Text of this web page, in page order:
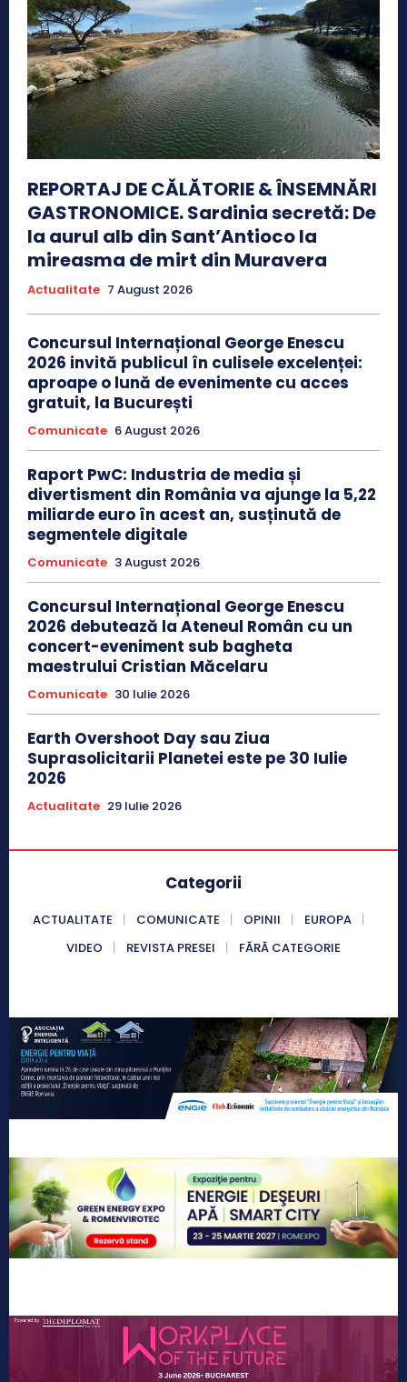
REPORTAJ DE CĂLĂTORIE & ÎNSEMNĂRI
GASTRONOMICE. Sardinia secretă: De
la aurul alb din Sant’Antioco la
mireasma de mirt din Muravera
Actualitate 7 August 2026
Concursul Internațional George Enescu
2026 invită publicul în culisele excelenței:
aproape o lună de evenimente cu acces
gratuit, la București
Comunicate 6 August 2026
Raport PwC: Industria de media și
divertisment din România va ajunge la 5,22
miliarde euro în acest an, susținută de
segmentele digitale
Comunicate 3 August 2026
Concursul Internațional George Enescu
2026 debutează la Ateneul Român cu un
concert-eveniment sub bagheta
maestrului Cristian Măcelaru
Comunicate 30 Iulie 2026
Earth Overshoot Day sau Ziua
Suprasolicitarii Planetei este pe 30 Iulie
2026
Actualitate 29 Iulie 2026
Categorii
ACTUALITATE COMUNICATE OPINII
EUROPA
VIDEO
REVISTA PRESEI FĂRĂ CATEGORIE